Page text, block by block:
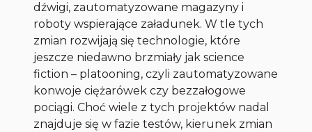
dźwigi, zautomatyzowane magazyny i
roboty wspierające załadunek. W tle tych
zmian rozwijają się technologie, które
jeszcze niedawno brzmiały jak science
fiction – platooning, czyli zautomatyzowane
konwoje ciężarówek czy bezzałogowe
pociągi. Choć wiele z tych projektów nadal
znajduje się w fazie testów, kierunek zmian